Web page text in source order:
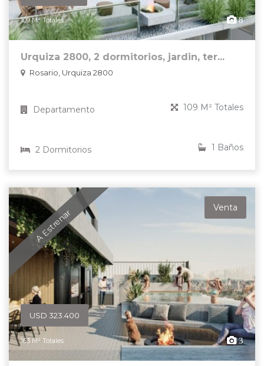
109 M² Totales 8
Urquiza 2800, 2 dormitorios, jardin, ter...
Rosario, Urquiza 2800
Departamento 109 M² Totales
2 Dormitorios 1 Baños
A Estrenar Venta
USD 323.400
163 M² Totales 3